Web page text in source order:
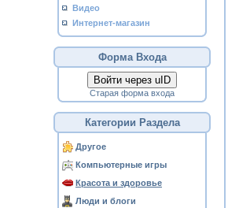
Видео
Интернет-магазин
Форма Входа
Войти через uID
Старая форма входа
Категории Раздела
Другое
Компьютерные игры
Красота и здоровье
Люди и блоги